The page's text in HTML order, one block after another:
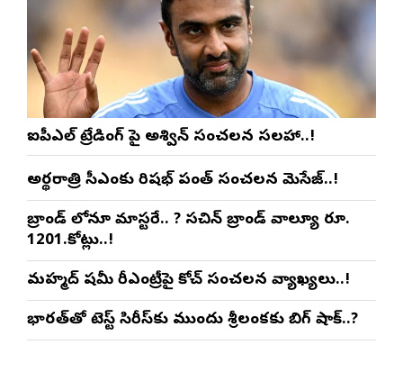
ఐపీఎల్ ట్రేడింగ్ పై అశ్విన్ సంచలన సలహా..!
అర్థరాత్రి సీఎంకు రిషభ్ పంత్ సంచలన మెసేజ్..!
బ్రాండ్ లోనూ మాస్టరే.. ? సచిన్ బ్రాండ్ వాల్యూ రూ.
1201.కోట్లు..!
మహ్మద్ షమీ రీఎంట్రీపై కోచ్ సంచలన వ్యాఖ్యలు..!
భారత్‌తో టెస్ట్ సిరీస్‌కు ముందు శ్రీలంకకు బిగ్ షాక్..?